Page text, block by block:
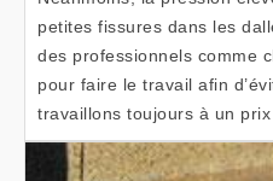
petites fissures dans les
des professionnels comme
pour faire le travail afin
travaillons toujours à un prix